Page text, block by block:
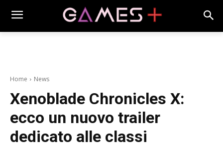
Home News
Xenoblade Chronicles X:
ecco un nuovo trailer
dedicato alle classi